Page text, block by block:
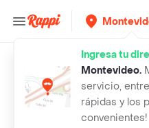
Ingresa tu
Montevideo.
servicio,
rápidas y los
convenientes!
Búsquedas relacionadas:
Rappi artico merluza sin